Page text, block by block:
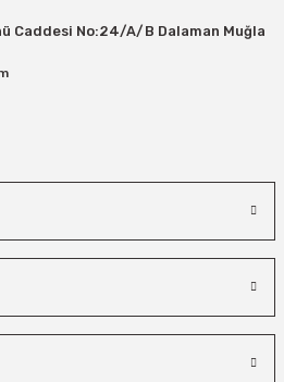
Caddesi No:24/A/B Dalaman Muğla